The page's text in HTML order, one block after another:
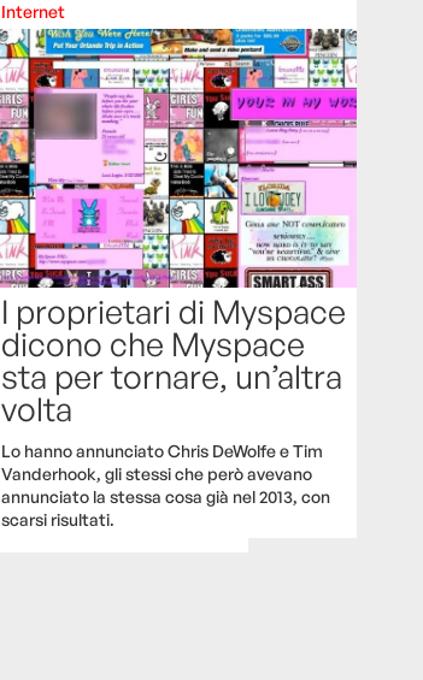
Internet
I proprietari di Myspace
dicono che Myspace
sta per tornare, un’altra
volta
Lo hanno annunciato Chris DeWolfe e Tim
Vanderhook, gli stessi che però avevano
annunciato la stessa cosa già nel 2013, con
scarsi risultati.